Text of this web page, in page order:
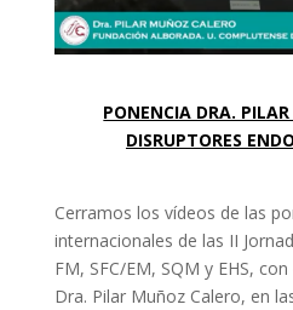
PONENCIA DRA.
DISRUPTORES
Cerramos los vídeos de las
internacionales de las II
FM, SFC/EM, SQM y EHS,
Dra. Pilar Muñoz Calero, en